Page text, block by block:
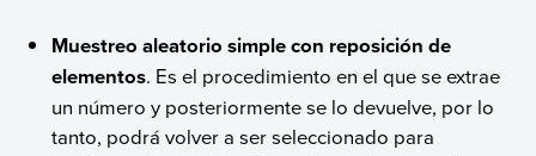
Muestreo aleatorio simple con reposición de
elementos. Es el procedimiento en el que se extrae
un número y posteriormente se lo devuelve, por lo
tanto, podrá volver a ser seleccionado para